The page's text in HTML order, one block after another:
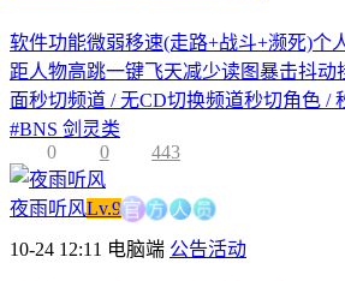
软件功能微弱移速(走路+战斗+濒死)个
距人物高跳一键飞天减少读图暴击抖动
面秒切频道 / 无CD切换频道秒切角色 /
#BNS 剑灵类
0
0 443
夜雨听风Lv.9官方人员
10-24 12:11 电脑端 公告活动